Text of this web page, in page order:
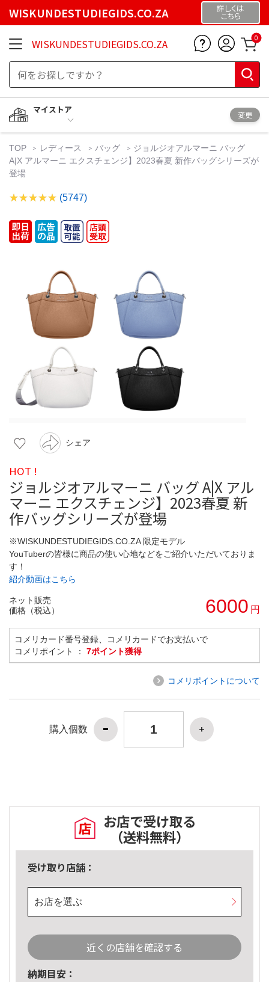
WISKUNDESTUDIEGIDS.CO.ZA 詳しくは
こちら
WISKUNDESTUDIEGIDS.CO.ZA 0
マイストア
変更
TOP レディース バッグ
ジョルジオアルマーニ バッグ
A|X アルマーニ エクスチェンジ】2023春夏 新作バッグシリーズが
登場
(5747)
シェア
HOT !
ジョルジオアルマーニ バッグ A|X アル
マーニ エクスチェンジ】2023春夏 新
作バッグシリーズが登場
※WISKUNDESTUDIEGIDS.CO.ZA 限定モデル
YouTuberの皆様に商品の使い心地などをご紹介いただいておりま
す！
紹介動画はこちら
ネット販売
価格（税込）
6000 円
コメリカード番号登録、コメリカードでお支払いで
コメリポイント ： 7ポイント獲得
コメリポイントについて
購入個数
お店で受け取る
（送料無料）
受け取り店舗：
お店を選ぶ
近くの店舗を確認する
納期目安：